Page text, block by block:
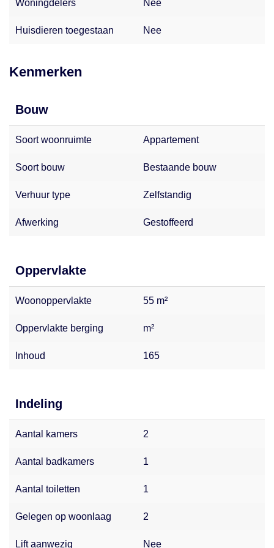
Woningdelers Nee
Huisdieren toegestaan Nee
Kenmerken
Bouw
Soort woonruimte Appartement
Soort bouw Bestaande bouw
Verhuur type Zelfstandig
Afwerking Gestoffeerd
Oppervlakte
Woonoppervlakte 55 m²
Oppervlakte berging m²
Inhoud 165
Indeling
Aantal kamers 2
Aantal badkamers 1
Aantal toiletten 1
Gelegen op woonlaag 2
Lift aanwezig Nee